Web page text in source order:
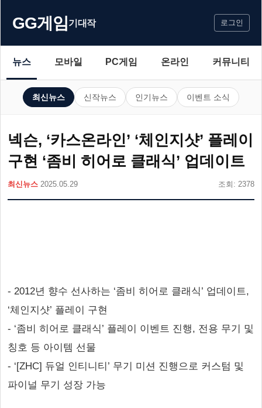
GG게임기대작 로그인
뉴스 모바일 PC게임 온라인 커뮤니티
최신뉴스 신작뉴스 인기뉴스 이벤트 소식
넥슨, ‘카스온라인’ ‘체인지샷’ 플레이
구현 ‘좀비 히어로 클래식’ 업데이트
최신뉴스 2025.05.29 조회: 2378
- 2012년 향수 선사하는 ‘좀비 히어로 클래식’ 업데이트,
‘체인지샷’ 플레이 구현
- ‘좀비 히어로 클래식’ 플레이 이벤트 진행, 전용 무기 및
칭호 등 아이템 선물
- ‘[ZHC] 듀얼 인티니티’ 무기 미션 진행으로 커스텀 및
파이널 무기 성장 가능